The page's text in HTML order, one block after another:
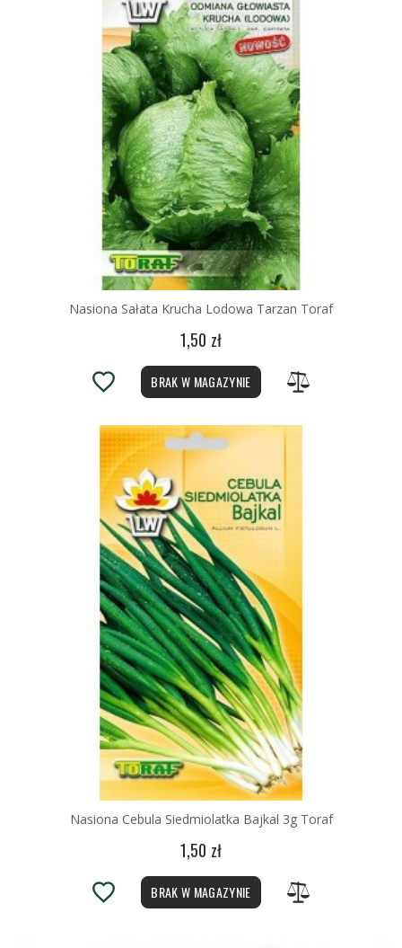
Nasiona Sałata Krucha Lodowa Tarzan Toraf
1,50 zł
BRAK W MAGAZYNIE
Nasiona Cebula Siedmiolatka Bajkal 3g Toraf
1,50 zł
BRAK W MAGAZYNIE